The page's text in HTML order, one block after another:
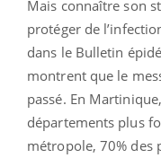
Mais connaître son
protéger de
dans le Bulletin
montrent que le
passé. En
départements plus
métropole, 70% des